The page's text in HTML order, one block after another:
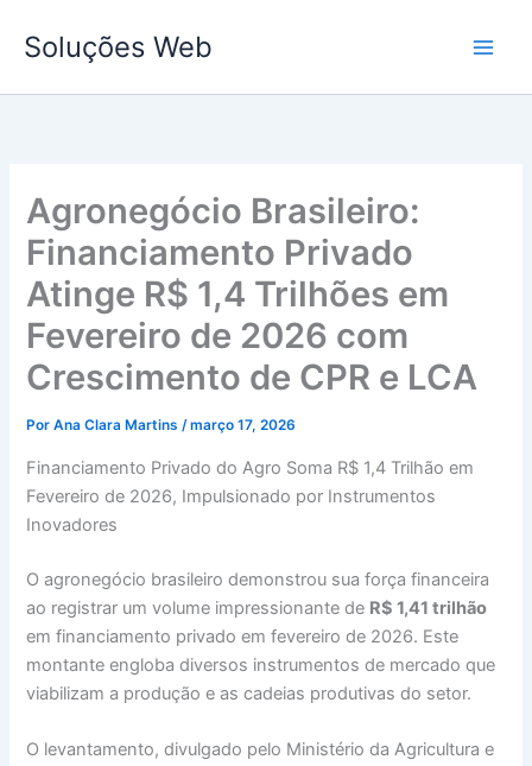
para
conteúdo
Soluções Web
Agronegócio Brasileiro:
Financiamento Privado
Atinge R$ 1,4 Trilhões em
Fevereiro de 2026 com
Crescimento de CPR e LCA
PorAna Clara Martins/março 17, 2026
Financiamento Privado do Agro Soma R$ 1,4 Trilhão em
Fevereiro de 2026, Impulsionado por Instrumentos
Inovadores
O agronegócio brasileiro demonstrou sua força financeira
ao registrar um volume impressionante de R$ 1,41 trilhão
em financiamento privado em fevereiro de 2026. Este
montante engloba diversos instrumentos de mercado que
viabilizam a produção e as cadeias produtivas do setor.
O levantamento, divulgado pelo Ministério da Agricultura e